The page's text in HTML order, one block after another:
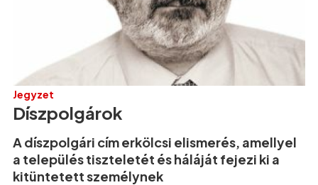
Jegyzet
Díszpolgárok
A díszpolgári cím erkölcsi elismerés, amellyel
a település tiszteletét és háláját fejezi ki a
kitüntetett személynek